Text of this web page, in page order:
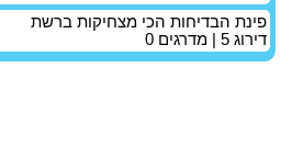
פינת הבדיחות הכי מצחיקות ברשת
דירוג 5 | מדרגים 0